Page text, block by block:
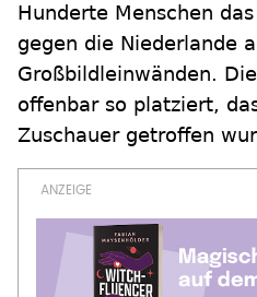
Hunderte Menschen
gegen die Niederlande
Großbildleinwänden.
offenbar so platziert,
Zuschauer getroffen